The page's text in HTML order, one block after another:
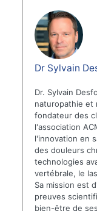
Dr Sylvain
Dr. Sylvain
naturopathie et
fondateur des
l'association
l'innovation en
des douleurs
technologies
vertébrale, le
Sa mission est
preuves
bien-être de